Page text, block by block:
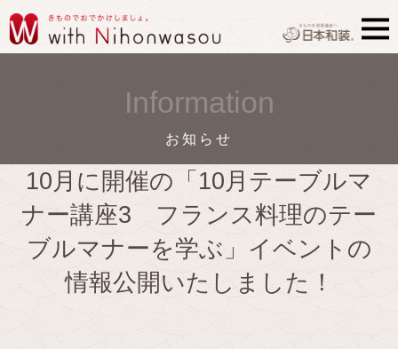
Information
お知らせ
10月に開催の「10月テーブルマ
ナー講座3 フランス料理のテー
ブルマナーを学ぶ」イベントの
情報公開いたしました！